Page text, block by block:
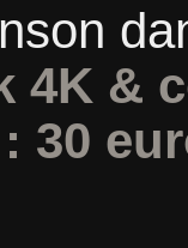
4K &
30